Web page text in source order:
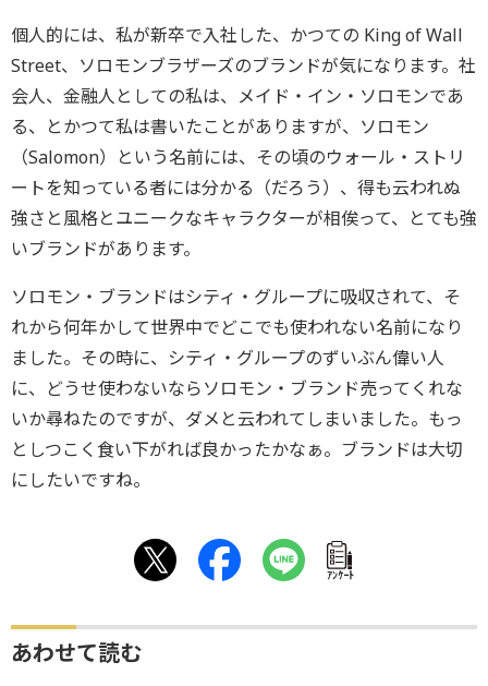
個人的には、私が新卒で入社した、かつての King of Wall
Street、ソロモンブラザーズのブランドが気になります。社
会人、金融人としての私は、メイド・イン・ソロモンであ
る、とかつて私は書いたことがありますが、ソロモン
（Salomon）という名前には、その頃のウォール・ストリ
ートを知っている者には分かる（だろう）、得も云われぬ
強さと風格とユニークなキャラクターが相俟って、とても強
いブランドがあります。
ソロモン・ブランドはシティ・グループに吸収されて、そ
れから何年かして世界中でどこでも使われない名前になり
ました。その時に、シティ・グループのずいぶん偉い人
に、どうせ使わないならソロモン・ブランド売ってくれな
いか尋ねたのですが、ダメと云われてしまいました。もっ
としつこく食い下がれば良かったかなぁ。ブランドは大切
にしたいですね。
ｱﾝｹｰﾄ
あわせて読む